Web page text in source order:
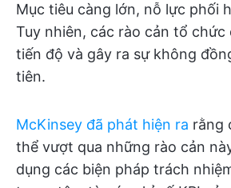
Mục tiêu càng lớn, nỗ lực phối
Tuy nhiên, các rào cản tổ chức
tiến độ và gây ra sự không
tiên.
McKinsey đã phát hiện ra rằng
thể vượt qua những rào cản
dụng các biện pháp trách